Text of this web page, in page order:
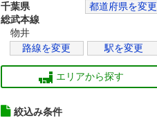
千葉県
都道府県を変更
総武本線
物井
路線を変更
駅を変更
エリアから探す
絞込み条件